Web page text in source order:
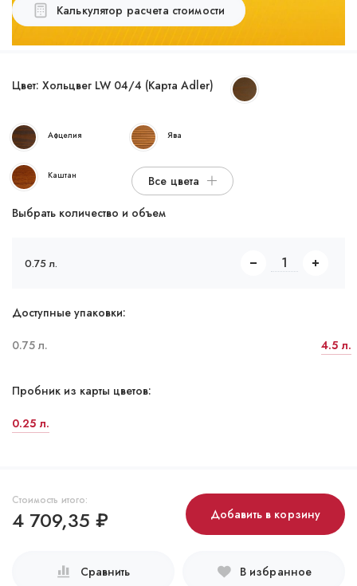
Калькулятор расчета стоимости
Цвет: Хольцвег LW 04/4 (Карта Adler)
Афцелия Ява
Каштан
Все цвета
Выбрать количество и объем
0.75 л.
Доступные упаковки:
0.75 л. 4.5 л.
Пробник из карты цветов:
0.25 л.
Стоимость итого:
4 709,35 ₽ Добавить в корзину
Сравнить В избранное